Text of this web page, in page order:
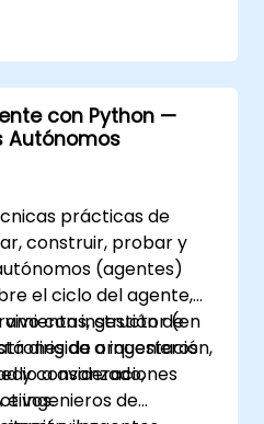
que detienen la
de manera
desde
con Selenium Grid.
con Python —
Autónomos
prácticas de
construir, probar y
(agentes)
el ciclo del agente,
gestión de
de orquestación,
y consideraciones
con instructor (en
dirigida a ingenieros
a avanzado,
e ingenieros de